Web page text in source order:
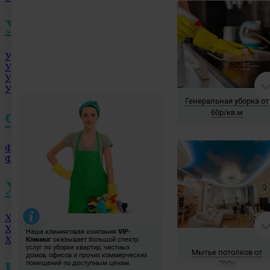
У
Уфа
Ульяновск
Улан-Удэ
Уссурийск
Ф
Фролово
Фрязино
Х
Хабаровск
Ханты-Мансийск
Химки МО